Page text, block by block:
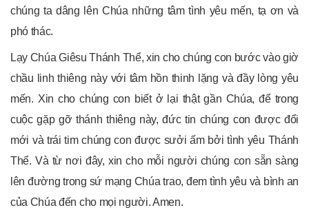
chúng ta dâng lên Chúa những tâm tình yêu mến, tạ ơn và
phó thác.
Lạy Chúa Giêsu Thánh Thể, xin cho chúng con bước vào giờ
chầu linh thiêng này với tâm hồn thinh lặng và đầy lòng yêu
mến. Xin cho chúng con biết ở lại thật gần Chúa, để trong
cuộc gặp gỡ thánh thiêng này, đức tin chúng con được đổi
mới và trái tim chúng con được sưởi ấm bởi tình yêu Thánh
Thể. Và từ nơi đây, xin cho mỗi người chúng con sẵn sàng
lên đường trong sứ mạng Chúa trao, đem tình yêu và bình an
của Chúa đến cho mọi người. Amen.